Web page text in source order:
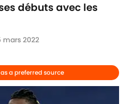
débuts avec les
mars 2022
a preferred source